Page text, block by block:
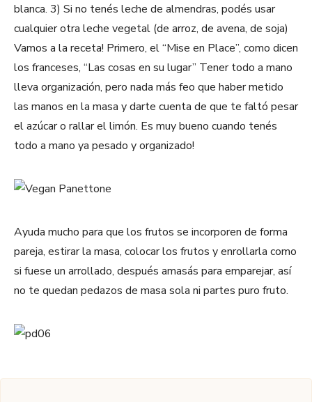
blanca. 3) Si no tenés leche de almendras, podés usar
cualquier otra leche vegetal (de arroz, de avena, de soja)
Vamos a la receta! Primero, el “Mise en Place”, como dicen
los franceses, “Las cosas en su lugar” Tener todo a mano
lleva organización, pero nada más feo que haber metido
las manos en la masa y darte cuenta de que te faltó pesar
el azúcar o rallar el limón. Es muy bueno cuando tenés
todo a mano ya pesado y organizado!
Ayuda mucho para que los frutos se incorporen de forma
pareja, estirar la masa, colocar los frutos y enrollarla como
si fuese un arrollado, después amasás para emparejar, así
no te quedan pedazos de masa sola ni partes puro fruto.